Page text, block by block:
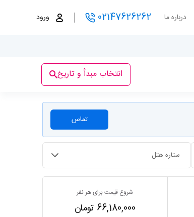
درباره ما 02147626262 ورود
انتخاب مبدأ و تاریخ
تماس
ستاره هتل
شروع قیمت برای هر نفر
66,180,000 تومان